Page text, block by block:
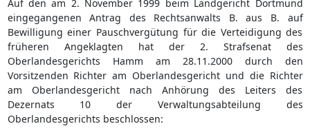
Auf den am 2. November 1999 beim Landgericht Dortmund
eingegangenen Antrag des Rechtsanwalts B. aus B. auf
Bewilligung einer Pauschvergütung für die Verteidigung des
früheren Angeklagten hat der 2. Strafsenat des
Oberlandesgerichts Hamm am 28.11.2000 durch den
Vorsitzenden Richter am Oberlandesgericht und die Richter
am Oberlandesgericht nach Anhörung des Leiters des
Dezernats 10 der Verwaltungsabteilung des
Oberlandesgerichts beschlossen: